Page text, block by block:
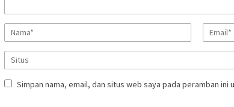
Simpan nama, email, dan situs web saya pada peramban